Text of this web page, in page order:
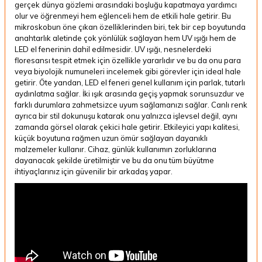
gerçek dünya gözlemi arasındaki boşluğu kapatmaya yardımcı
olur ve öğrenmeyi hem eğlenceli hem de etkili hale getirir. Bu
mikroskobun öne çıkan özelliklerinden biri, tek bir cep boyutunda
anahtarlık aletinde çok yönlülük sağlayan hem UV ışığı hem de
LED el fenerinin dahil edilmesidir. UV ışığı, nesnelerdeki
floresansı tespit etmek için özellikle yararlıdır ve bu da onu para
veya biyolojik numuneleri incelemek gibi görevler için ideal hale
getirir. Öte yandan, LED el feneri genel kullanım için parlak, tutarlı
aydınlatma sağlar. İki ışık arasında geçiş yapmak sorunsuzdur ve
farklı durumlara zahmetsizce uyum sağlamanızı sağlar. Canlı renk
ayrıca bir stil dokunuşu katarak onu yalnızca işlevsel değil, aynı
zamanda görsel olarak çekici hale getirir. Etkileyici yapı kalitesi,
küçük boyutuna rağmen uzun ömür sağlayan dayanıklı
malzemeler kullanır. Cihaz, günlük kullanımın zorluklarına
dayanacak şekilde üretilmiştir ve bu da onu tüm büyütme
ihtiyaçlarınız için güvenilir bir arkadaş yapar.